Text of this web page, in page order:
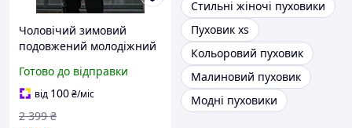
Чоловічий зимовий
подовжений молодіжний
куртка демісезонна якісна
утеплена
Готово до відправки
від 100₴/міс
2 399 ₴
Стильні жіночі пуховики
Пуховик xs
Кольоровий пуховик
Малиновий пуховик
Модні пуховики